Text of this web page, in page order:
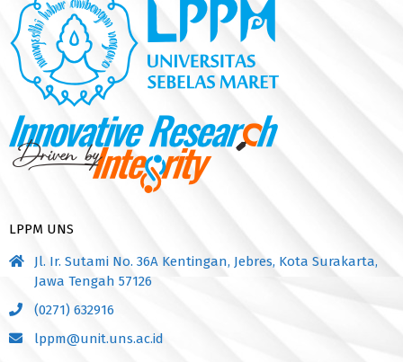
LPPM UNS
Jl. Ir. Sutami No. 36A Kentingan, Jebres, Kota Surakarta,
Jawa Tengah 57126
(0271) 632916
lppm@unit.uns.ac.id